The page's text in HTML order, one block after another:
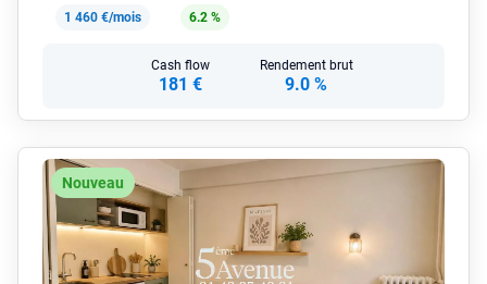
1 460 €/mois
6.2 %
Cash flow
181 €
Rendement brut
9.0 %
Nouveau